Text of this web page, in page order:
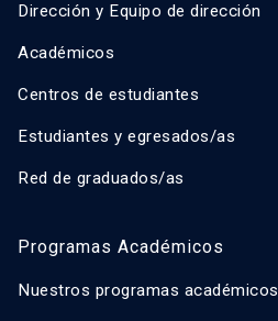
Dirección y Equipo de dirección
Académicos
Centros de estudiantes
Estudiantes y egresados/as
Red de graduados/as
Programas Académicos
Nuestros programas académicos